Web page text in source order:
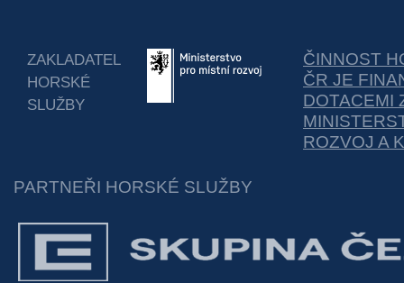
ZAKLADATEL
HORSKÉ
SLUŽBY
ČINNOST
ČR JE
DOTACEMI
ROZVOJ A
PARTNEŘI HORSKÉ SLUŽBY